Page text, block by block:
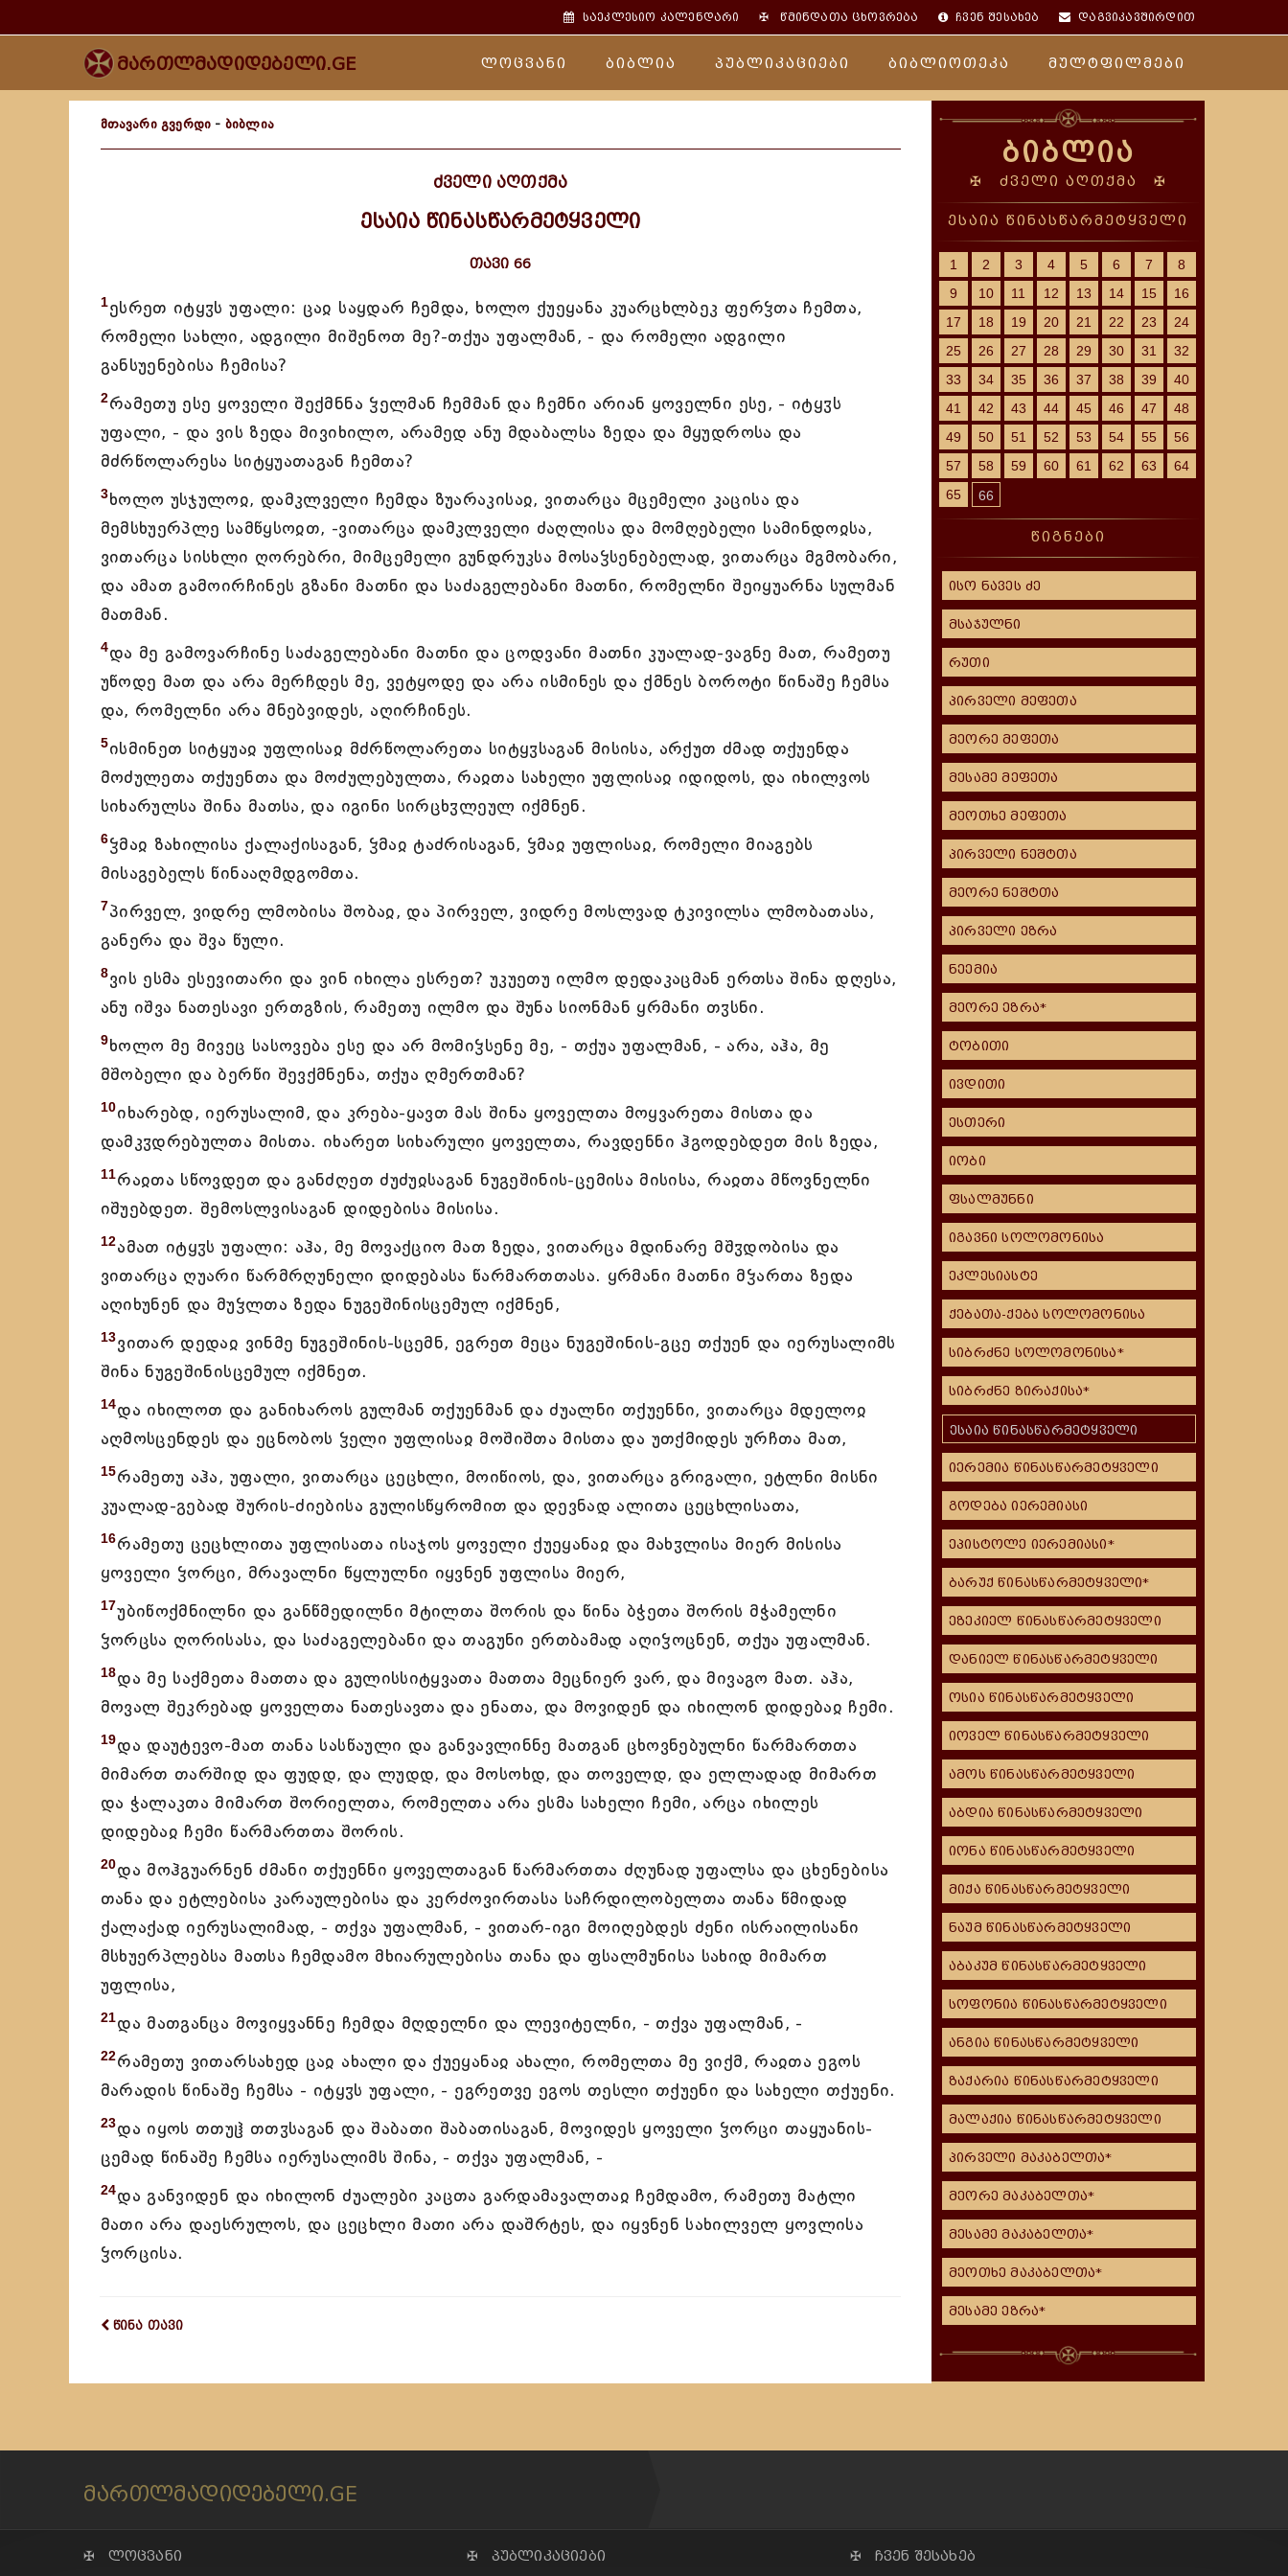
საეკლესიო კალენდარი ✠წმინდათა ცხოვრება ჩვენ შესახებ დაგვიკავშირდით
მართლმადიდებელი.GE ლოცვანი ბიბლია პუბლიკაციები ბიბლიოთეკა მულტფილმები
მთავარი გვერდი - ბიბლია
ძველი აღთქმა
ესაია წინასწარმეტყველი
თავი 66
1ესრეთ იტყჳს უფალი: ცაჲ საყდარ ჩემდა, ხოლო ქუეყანა კუარცხლბეკ ფერჴთა ჩემთა,
რომელი სახლი, ადგილი მიშენოთ მე?-თქუა უფალმან, - და რომელი ადგილი
განსუენებისა ჩემისა?
2რამეთუ ესე ყოველი შექმნნა ჴელმან ჩემმან და ჩემნი არიან ყოველნი ესე, - იტყჳს
უფალი, - და ვის ზედა მივიხილო, არამედ ანუ მდაბალსა ზედა და მყუდროსა და
მძრწოლარესა სიტყუათაგან ჩემთა?
3ხოლო უსჯულოჲ, დამკლველი ჩემდა ზუარაკისაჲ, ვითარცა მცემელი კაცისა და
მემსხუერპლე სამწყსოჲთ, -ვითარცა დამკლველი ძაღლისა და მომღებელი სამინდოჲსა,
ვითარცა სისხლი ღორებრი, მიმცემელი გუნდრუკსა მოსაჴსენებელად, ვითარცა მგმობარი,
და ამათ გამოირჩინეს გზანი მათნი და საძაგელებანი მათნი, რომელნი შეიყუარნა სულმან
მათმან.
4და მე გამოვარჩინე საძაგელებანი მათნი და ცოდვანი მათნი კუალად-ვაგნე მათ, რამეთუ
უწოდე მათ და არა მერჩდეს მე, ვეტყოდე და არა ისმინეს და ქმნეს ბოროტი წინაშე ჩემსა
და, რომელნი არა მნებვიდეს, აღირჩინეს.
5ისმინეთ სიტყუაჲ უფლისაჲ მძრწოლარეთა სიტყჳსაგან მისისა, არქუთ ძმად თქუენდა
მოძულეთა თქუენთა და მოძულებულთა, რაჲთა სახელი უფლისაჲ იდიდოს, და იხილვოს
სიხარულსა შინა მათსა, და იგინი სირცხჳლეულ იქმნენ.
6ჴმაჲ ზახილისა ქალაქისაგან, ჴმაჲ ტაძრისაგან, ჴმაჲ უფლისაჲ, რომელი მიაგებს
მისაგებელს წინააღმდგომთა.
7პირველ, ვიდრე ლმობისა შობაჲ, და პირველ, ვიდრე მოსლვად ტკივილსა ლმობათასა,
განერა და შვა წული.
8ვის ესმა ესევითარი და ვინ იხილა ესრეთ? უკუეთუ ილმო დედაკაცმან ერთსა შინა დღესა,
ანუ იშვა ნათესავი ერთგზის, რამეთუ ილმო და შუნა სიონმან ყრმანი თჳსნი.
9ხოლო მე მივეც სასოვება ესე და არ მომიჴსენე მე, - თქუა უფალმან, - არა, აჰა, მე
მშობელი და ბერწი შევქმნენა, თქუა ღმერთმან?
10იხარებდ, იერუსალიმ, და კრება-ყავთ მას შინა ყოველთა მოყვარეთა მისთა და
დამკჳდრებულთა მისთა. იხარეთ სიხარული ყოველთა, რავდენნი ჰგოდებდეთ მის ზედა,
11რაჲთა სწოვდეთ და განძღეთ ძუძუჲსაგან ნუგეშინის-ცემისა მისისა, რაჲთა მწოვნელნი
იშუებდეთ. შემოსლვისაგან დიდებისა მისისა.
12ამათ იტყჳს უფალი: აჰა, მე მოვაქციო მათ ზედა, ვითარცა მდინარე მშჳდობისა და
ვითარცა ღუარი წარმრღუნელი დიდებასა წარმართთასა. ყრმანი მათნი მჴართა ზედა
აღიხუნენ და მუჴლთა ზედა ნუგეშინისცემულ იქმნენ,
13ვითარ დედაჲ ვინმე ნუგეშინის-სცემნ, ეგრეთ მეცა ნუგეშინის-გცე თქუენ და იერუსალიმს
შინა ნუგეშინისცემულ იქმნეთ.
14და იხილოთ და განიხაროს გულმან თქუენმან და ძუალნი თქუენნი, ვითარცა მდელოჲ
აღმოსცენდეს და ეცნობოს ჴელი უფლისაჲ მოშიშთა მისთა და უთქმიდეს ურჩთა მათ,
15რამეთუ აჰა, უფალი, ვითარცა ცეცხლი, მოიწიოს, და, ვითარცა გრიგალი, ეტლნი მისნი
კუალად-გებად შურის-ძიებისა გულისწყრომით და დევნად ალითა ცეცხლისათა,
16რამეთუ ცეცხლითა უფლისათა ისაჯოს ყოველი ქუეყანაჲ და მახჳლისა მიერ მისისა
ყოველი ჴორცი, მრავალნი წყლულნი იყვნენ უფლისა მიერ,
17უბიწოქმნილნი და განწმედილნი მტილთა შორის და წინა ბჭეთა შორის მჭამელნი
ჴორცსა ღორისასა, და საძაგელებანი და თაგუნი ერთბამად აღიჴოცნენ, თქუა უფალმან.
18და მე საქმეთა მათთა და გულისსიტყვათა მათთა მეცნიერ ვარ, და მივაგო მათ. აჰა,
მოვალ შეკრებად ყოველთა ნათესავთა და ენათა, და მოვიდენ და იხილონ დიდებაჲ ჩემი.
19და დაუტევო-მათ თანა სასწაული და განვავლინნე მათგან ცხოვნებულნი წარმართთა
მიმართ თარშიდ და ფუდდ, და ლუდდ, და მოსოხდ, და თოველდ, და ელლადად მიმართ
და ჭალაკთა მიმართ შორიელთა, რომელთა არა ესმა სახელი ჩემი, არცა იხილეს
დიდებაჲ ჩემი წარმართთა შორის.
20და მოჰგუარნენ ძმანი თქუენნი ყოველთაგან წარმართთა ძღუნად უფალსა და ცხენებისა
თანა და ეტლებისა კარაულებისა და კერძოვირთასა საჩრდილობელთა თანა წმიდად
ქალაქად იერუსალიმად, - თქვა უფალმან, - ვითარ-იგი მოიღებდეს ძენი ისრაილისანი
მსხუერპლებსა მათსა ჩემდამო მხიარულებისა თანა და ფსალმუნისა სახიდ მიმართ
უფლისა,
21და მათგანცა მოვიყვანნე ჩემდა მღდელნი და ლევიტელნი, - თქვა უფალმან, -
22რამეთუ ვითარსახედ ცაჲ ახალი და ქუეყანაჲ ახალი, რომელთა მე ვიქმ, რაჲთა ეგოს
მარადის წინაშე ჩემსა - იტყჳს უფალი, - ეგრეთვე ეგოს თესლი თქუენი და სახელი თქუენი.
23და იყოს თთუჱ თთჳსაგან და შაბათი შაბათისაგან, მოვიდეს ყოველი ჴორცი თაყუანის-
ცემად წინაშე ჩემსა იერუსალიმს შინა, - თქვა უფალმან, -
24და განვიდენ და იხილონ ძუალები კაცთა გარდამავალთაჲ ჩემდამო, რამეთუ მატლი
მათი არა დაესრულოს, და ცეცხლი მათი არა დაშრტეს, და იყვნენ სახილველ ყოვლისა
ჴორცისა.
წინა თავი
ბიბლია
✠ ძველი აღთქმა ✠
ესაია წინასწარმეტყველი
1 2 3 4 5 6 7
8
9
10 11 12 13 14 15
16
17
18 19 20 21 22 23
24
25
26 27 28 29 30 31
32
33
34 35 36 37 38 39
40
41
42 43 44 45 46 47
48
49
50 51 52 53 54 55
56
57
58 59 60 61 62 63
64
65
66
წიგნები
ისო ნავეს ძე
მსაჯულნი
რუთი
პირველი მეფეთა
მეორე მეფეთა
მესამე მეფეთა
მეოთხე მეფეთა
პირველი ნეშტთა
მეორე ნეშტთა
პირველი ეზრა
ნეემია
მეორე ეზრა*
ტობითი
ივდითი
ესთერი
იობი
ფსალმუნნი
იგავნი სოლომონისა
ეკლესიასტე
ქებათა-ქება სოლომონისა
სიბრძნე სოლომონისა*
სიბრძნე ზირაქისა*
ესაია წინასწარმეტყველი
იერემია წინასწარმეტყველი
გოდება იერემიასი
ეპისტოლე იერემიასი*
ბარუქ წინასწარმეტყველი*
ეზეკიელ წინასწარმეტყველი
დანიელ წინასწარმეტყველი
ოსია წინასწარმეტყველი
იოველ წინასწარმეტყველი
ამოს წინასწარმეტყველი
აბდია წინასწარმეტყველი
იონა წინასწარმეტყველი
მიქა წინასწარმეტყველი
ნაუმ წინასწარმეტყველი
აბაკუმ წინასწარმეტყველი
სოფონია წინასწარმეტყველი
ანგია წინასწარმეტყველი
ზაქარია წინასწარმეტყველი
მალაქია წინასწარმეტყველი
პირველი მაკაბელთა*
მეორე მაკაბელთა*
მესამე მაკაბელთა*
მეოთხე მაკაბელთა*
მესამე ეზრა*
მართლმადიდებელი.GE
✠ ლოცვანი ✠ პუბლიკაციები ✠ ჩვენ შესახებ